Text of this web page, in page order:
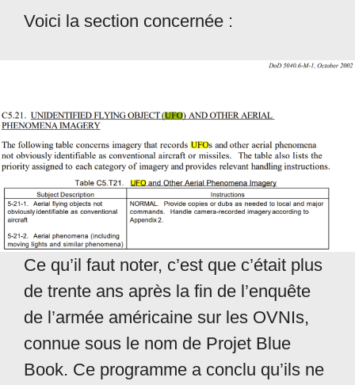
Voici la section concernée :
Ce qu’il faut noter, c’est que c’était plus
de trente ans après la fin de l’enquête
de l’armée américaine sur les OVNIs,
connue sous le nom de Projet Blue
Book. Ce programme a conclu qu’ils ne